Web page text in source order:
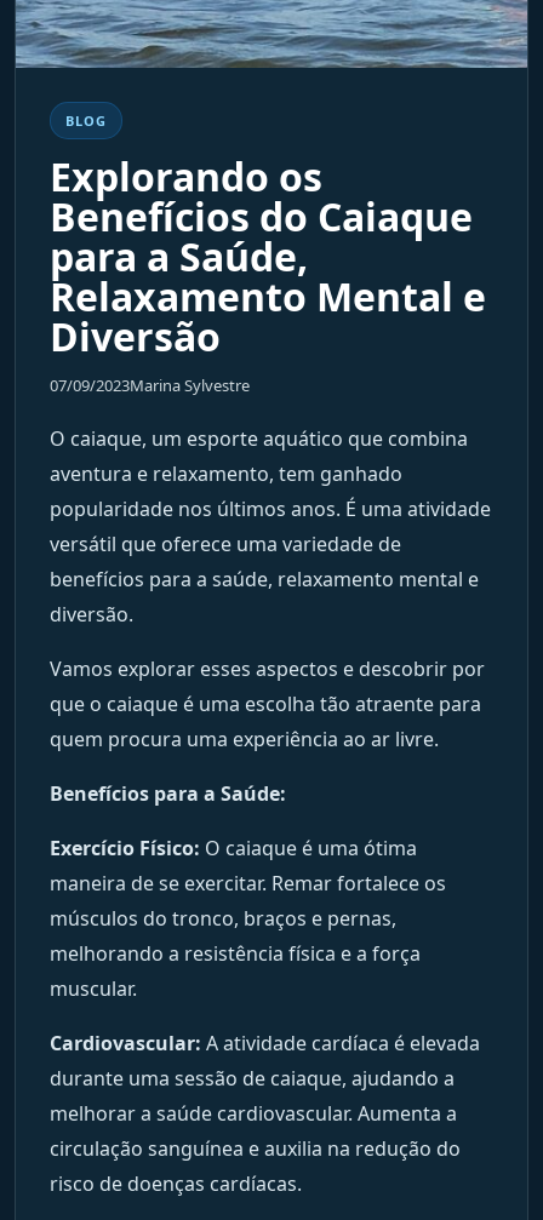
BLOG
Explorando os
Benefícios do Caiaque
para a Saúde,
Relaxamento Mental e
Diversão
07/09/2023Marina Sylvestre
O caiaque, um esporte aquático que combina
aventura e relaxamento, tem ganhado
popularidade nos últimos anos. É uma atividade
versátil que oferece uma variedade de
benefícios para a saúde, relaxamento mental e
diversão.
Vamos explorar esses aspectos e descobrir por
que o caiaque é uma escolha tão atraente para
quem procura uma experiência ao ar livre.
Benefícios para a Saúde:
Exercício Físico: O caiaque é uma ótima
maneira de se exercitar. Remar fortalece os
músculos do tronco, braços e pernas,
melhorando a resistência física e a força
muscular.
Cardiovascular: A atividade cardíaca é elevada
durante uma sessão de caiaque, ajudando a
melhorar a saúde cardiovascular. Aumenta a
circulação sanguínea e auxilia na redução do
risco de doenças cardíacas.